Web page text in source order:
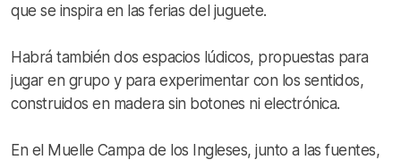
que se inspira en las ferias del juguete.
Habrá también dos espacios lúdicos, propuestas para
jugar en grupo y para experimentar con los sentidos,
construidos en madera sin botones ni electrónica.
En el Muelle Campa de los Ingleses, junto a las fuentes,